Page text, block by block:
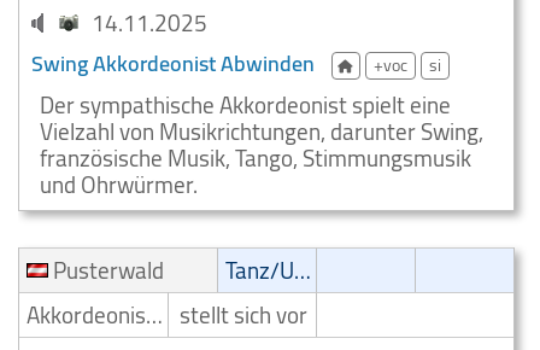
14.11.2025
Swing Akkordeonist Abwinden +voc si
Der sympathische Akkordeonist spielt eine
Vielzahl von Musikrichtungen, darunter Swing,
französische Musik, Tango, Stimmungsmusik
und Ohrwürmer.
Pusterwald
Tanz/Unterhaltungsmusik
Akkordeonist/Akkordeonspieler stellt sich vor